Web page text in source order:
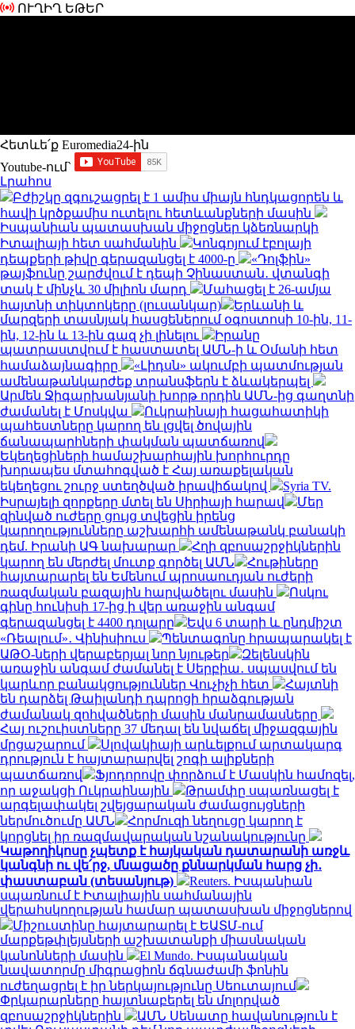
ՈՒՂԻՂ ԵԹԵՐ
Հետևե՛ք Euromedia24-ին
Youtube-ում`
Լրահոս
Բժիշկը զգուշացրել է 1 ամիս միայն հնդկացորեն և
հավի կրծքամիս ուտելու հետևանքների մասին
Իսպանիան պատասխան միջոցներ կձեռնարկի
Իտալիայի հետ սահմանին
Կոնգոյում էբոլայի
դեպքերի թիվը գերազանցել է 4000-ը
«Դոլֆին»
թայֆունը շարժվում է դեպի Չինաստան․ վտանգի
տակ է մինչև 30 միլիոն մարդ
Մահացել է 26-ամյա
հայտնի տիկտոկերը (լուսանկար)
Երևանի և
մարզերի տասնյակ հասցեներում օգոստոսի 10-ին, 11-
ին, 12-ին և 13-ին գազ չի լինելու
Իրանը
պատրաստվում է հաստատել ԱՄՆ-ի և Օմանի հետ
համաձայնագիրը
«Լիդսն» ակումբի պատմության
ամենաթանկարժեք տրանսֆերն է ձևակերպել
Արմեն Ջիգարխանյանի խորթ որդին ԱՄՆ-ից գաղտնի
ժամանել է Մոսկվա
Ուկրաինայի հացահատիկի
պահեստները կարող են լցվել ծովային
ճանապարհների փակման պատճառով
Եկեղեցիների համաշխարհային խորհուրդը
խորապես մտահոգված է Հայ առաքելական
եկեղեցու շուրջ ստեղծված իրավիճակով
Syria TV.
Իսրայելի զորքերը մտել են Սիրիայի հարավ
Մեր
զինված ուժերը ցույց տվեցին իրենց
կարողությունները աշխարհի ամենաթանկ բանակի
դեմ. Իրանի ԱԳ նախարար
Հղի զբոսաշրջիկներին
կարող են մերժել մուտք գործել ԱՄՆ
Հութիները
հայտարարել են Եմենում պրոսաուդյան ուժերի
ռազմական բազային հարվածելու մասին
Ոսկու
գինը հունիսի 17-ից ի վեր առաջին անգամ
գերազանցել է 4400 դոլարը
Եվս 6 տարի և ընդմիշտ
«Ռեալում»․ Վինիսիուս
Պենտագոնը հրապարակել է
ԱԹՕ-ների վերաբերյալ նոր նյութեր
Զելենսկին
առաջին անգամ ժամանել է Սերբիա․ սպասվում են
կարևոր բանակցություններ Վուչիչի հետ
Հայտնի
են դարձել Թաիլանդի դպրոցի հրաձգության
ժամանակ զոհվածների մասին մանրամասները
Հայ ուշուիստները 37 մեդալ են նվաճել միջազգային
մրցաշարում
Սլովակիայի արևելքում արտակարգ
դրություն է հայտարարվել շոգի ալիքների
պատճառով
Ֆյոդորովը փորձում է Մասկին համոզել,
որ աջակցի Ուկրաինային
Թրամփը սպառնացել է
արգելափակել շվեյցարական ժամացույցների
ներմուծումը ԱՄՆ
Հորմուզի նեղուցը կարող է
կորցնել իր ռազմավարական նշանակությունը
Կաթողիկոսը չպետք է հայկական դատարանի առջև
կանգնի ու վե՛րջ, մնացածը քննարկման հարց չի․
փաստաբան (տեսանյութ)
Reuters. Իսպանիան
սպառնում է Իտալիային սահմանային
վերահսկողության համար պատասխան միջոցներով
Միշուստինը հայտարարել է ԵԱՏՄ-ում
մարքեթփլեյսների աշխատանքի միասնական
կանոնների մասին
El Mundo. Իսպանական
նավատորմը միգրացիոն ճգնաժամի ֆոնին
ուժեղացրել է իր ներկայությունը Սեուտայում
Փրկարարները հայտնաբերել են մոլորված
զբոսաշրջիկներին
ԱՄՆ Սենատը հավանություն է